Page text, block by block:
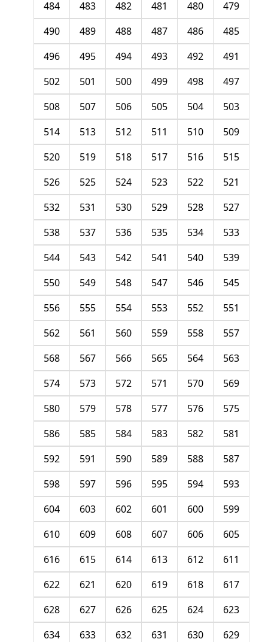
479
480
481
482
483
484
485
486
487
488
489
490
491
492
493
494
495
496
497
498
499
500
501
502
503
504
505
506
507
508
509
510
511
512
513
514
515
516
517
518
519
520
521
522
523
524
525
526
527
528
529
530
531
532
533
534
535
536
537
538
539
540
541
542
543
544
545
546
547
548
549
550
551
552
553
554
555
556
557
558
559
560
561
562
563
564
565
566
567
568
569
570
571
572
573
574
575
576
577
578
579
580
581
582
583
584
585
586
587
588
589
590
591
592
593
594
595
596
597
598
599
600
601
602
603
604
605
606
607
608
609
610
611
612
613
614
615
616
617
618
619
620
621
622
623
624
625
626
627
628
629
630
631
632
633
634